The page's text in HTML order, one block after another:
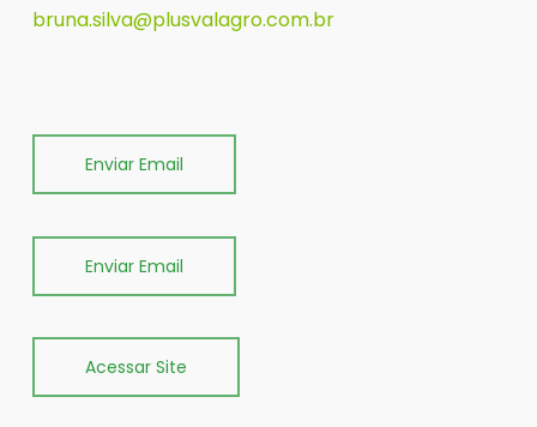
bruna.silva@plusvalagro.com.br
Enviar Email
Enviar Email
Acessar Site